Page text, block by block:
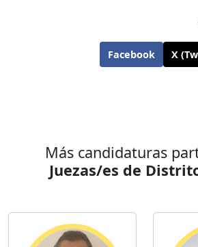
Facebook X
Más candidaturas
Juezas/es de